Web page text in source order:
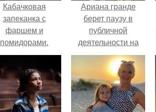
Кабачковая
запеканка с
фаршем и
помидорами.
Ариана гранде
берет паузу в
публичной
деятельности на
фоне слухов о
своем здоровье.